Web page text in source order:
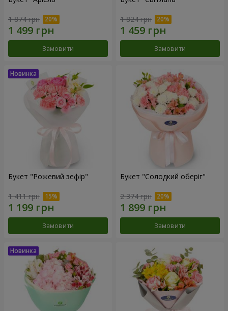
1 874 грн
Замовити
1 824 грн
Замовити
Букет "Рожевий зефір"
1 411 грн
Замовити
Букет "Солодкий оберіг"
2 374 грн
Замовити